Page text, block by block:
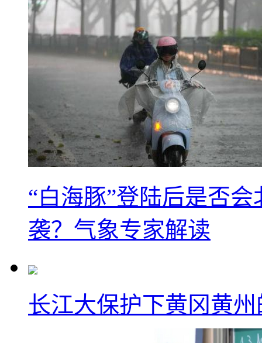
“白海豚”登陆后是否
袭？气象专家解读
长江大保护下黄冈黄